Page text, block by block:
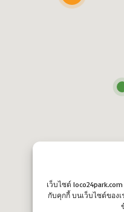
เว็บไซต์
กับคุกกี้ บนเว็บไซต์ของ